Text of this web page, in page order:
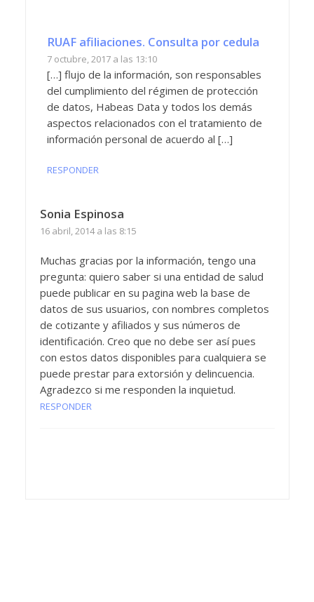
RUAF afiliaciones. Consulta por cedula
7 octubre, 2017 a las 13:10
[…] flujo de la información, son responsables
del cumplimiento del régimen de protección
de datos, Habeas Data y todos los demás
aspectos relacionados con el tratamiento de
información personal de acuerdo al […]
RESPONDER
Sonia Espinosa
16 abril, 2014 a las 8:15
Muchas gracias por la información, tengo una
pregunta: quiero saber si una entidad de salud
puede publicar en su pagina web la base de
datos de sus usuarios, con nombres completos
de cotizante y afiliados y sus números de
identificación. Creo que no debe ser así pues
con estos datos disponibles para cualquiera se
puede prestar para extorsión y delincuencia.
Agradezco si me responden la inquietud.
RESPONDER